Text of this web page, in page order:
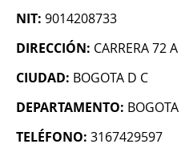
NIT: 9014208733
DIRECCIÓN: CARRERA 72
CIUDAD: BOGOTA D C
DEPARTAMENTO: BOGOTA
TELÉFONO: 3167429597